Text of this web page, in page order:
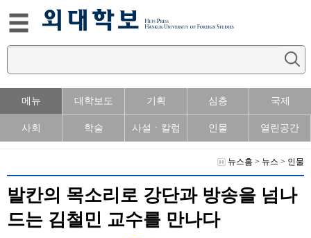
메뉴 대학보도 기획 심층 국제
사회 학술 사설ㆍ칼럼 인물 열린공간
뉴스홈 > 뉴스 > 인물
발칸의 목소리로 강단과 방송을 넘나
드는 김철민 교수를 만나다